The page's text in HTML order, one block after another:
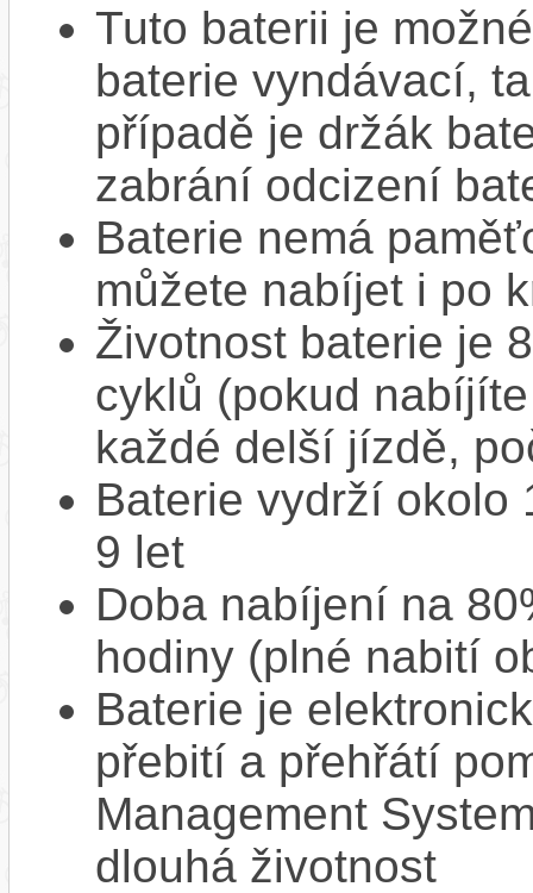
Tuto baterii je
baterie vyndávací,
případě je držák
zabrání odcizení
Baterie nemá
můžete nabíjet i po
Životnost baterie je
cyklů (pokud
každé delší jízdě,
Baterie vydrží okolo
9 let
Doba nabíjení na
hodiny (plné nabití
Baterie je
přebití a přehřátí
Management
dlouhá životnost